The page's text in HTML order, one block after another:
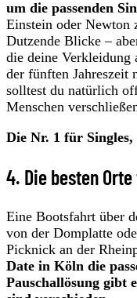
um die passenden
Einstein oder Newton
Dutzende Blicke –
die deine Verkleidung
der fünften Jahreszeit
solltest du natürlich
Menschen
Die Nr. 1 für
4. Die besten
Eine Bootsfahrt über
von der Domplatte
Picknick an der
Date in Köln die
Pauschallösung gibt